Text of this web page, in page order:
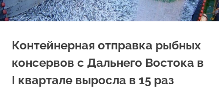
Контейнерная отправка рыбных
консервов с Дальнего Востока в
I квартале выросла в 15 раз